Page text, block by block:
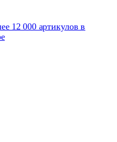
12 000 артикулов в